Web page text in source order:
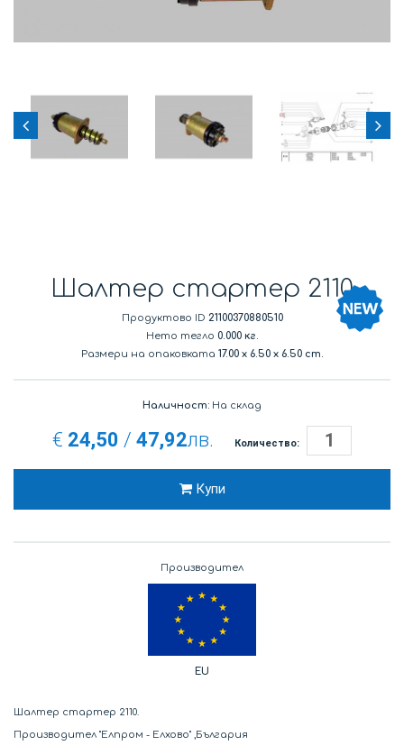
Шалтер стартер 2110
Продуктово ID 21100370880510
Нето тегло 0.000 кг.
Размери на опаковката 17.00 x6.50 x6.50 cm.
Наличност: На склад
€ 24,50 / 47,92лв. Количество:
Купи
Производител
EU
Шалтер стартер 2110.
Производител "Елпром - Елхово" ,България